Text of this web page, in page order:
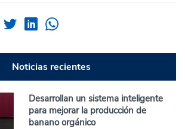
Noticias recientes
Desarrollan un sistema inteligente
para mejorar la producción de
banano orgánico